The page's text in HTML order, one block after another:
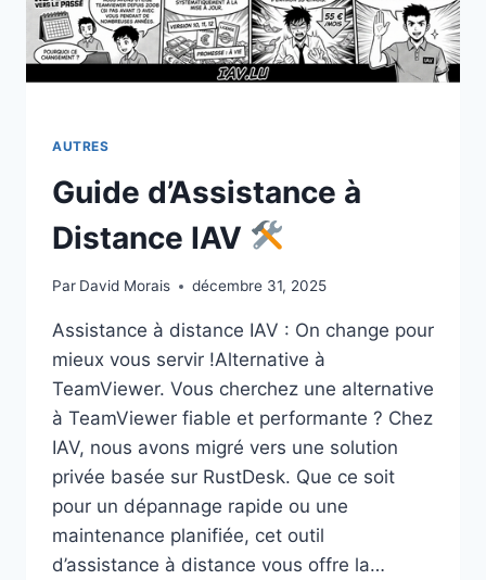
AUTRES
Guide d’Assistance à
Distance IAV
Par David Morais décembre 31, 2025
Assistance à distance IAV : On change pour
mieux vous servir !Alternative à
TeamViewer. Vous cherchez une alternative
à TeamViewer fiable et performante ? Chez
IAV, nous avons migré vers une solution
privée basée sur RustDesk. Que ce soit
pour un dépannage rapide ou une
maintenance planifiée, cet outil
d’assistance à distance vous offre la…